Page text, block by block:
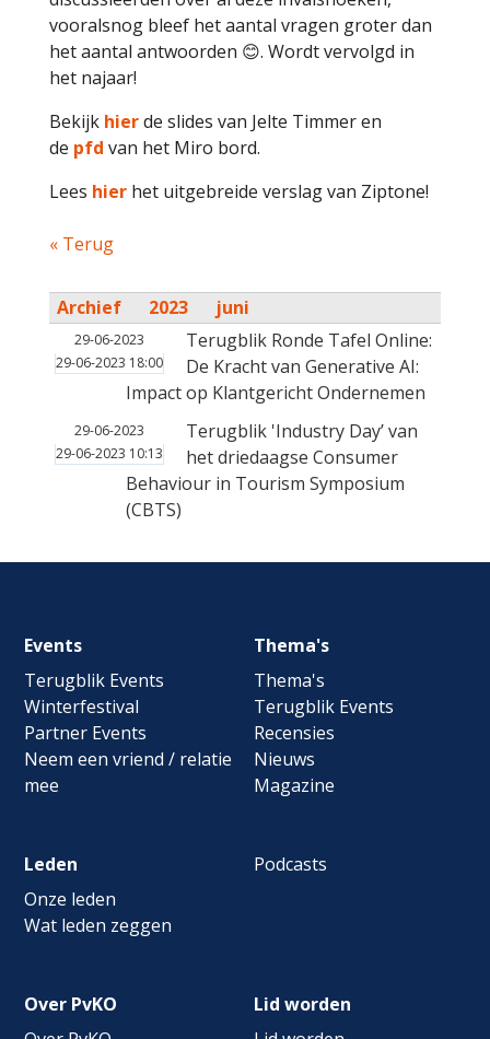
vooralsnog bleef het aantal vragen groter dan
het aantal antwoorden 😊. Wordt vervolgd in
het najaar!
Bekijk hierde slides van Jelte Timmer en
de pfd van het Miro bord.
Lees hierhet uitgebreide verslag van Ziptone!
« Terug
Archief 2023 juni
29-06-2023
29-06-2023 18:00
Terugblik Ronde Tafel Online:
De Kracht van Generative AI:
Impact op Klantgericht Ondernemen
29-06-2023
29-06-2023 10:13
Terugblik 'Industry Day’ van
het driedaagse Consumer
Behaviour in Tourism Symposium
(CBTS)
Footer
navigation
Events
Terugblik Events
Winterfestival
Partner Events
Neem een vriend / relatie
mee
Thema's
Thema's
Terugblik Events
Recensies
Nieuws
Magazine
Leden
Onze leden
Wat leden zeggen
Podcasts
Over PvKO
Lid worden